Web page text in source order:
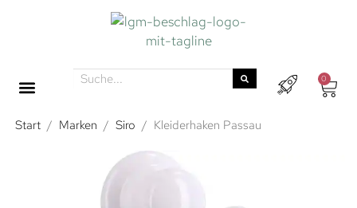
0
Start / Marken / Siro / Kleiderhaken Passau